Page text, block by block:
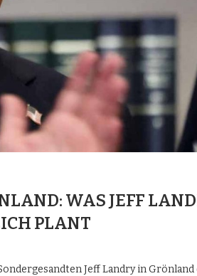
WAS JEFF
PLANT
Jeff Landry in